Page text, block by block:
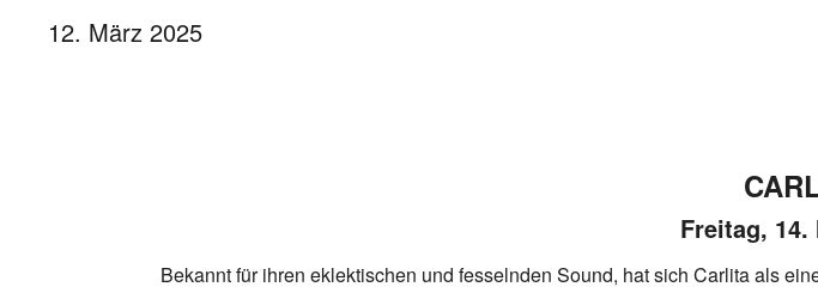
12. März 2025
Freitag, 14.
Bekannt für ihren eklektischen und fesselnden Sound, hat sich Carlita als